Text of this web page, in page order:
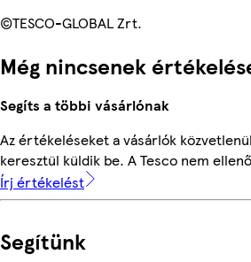
©TESCO-GLOBAL Zrt.
Még nincsenek
Segíts a többi vásárlónak
Az értékeléseket a vásárlók
keresztül küldik be. A Tesco nem
Írj értékelést
Segítünk